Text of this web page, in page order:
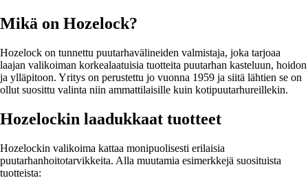
Mikä on Hozelock?
Hozelock on tunnettu puutarhavälineiden valmistaja, joka tarjoaa
laajan valikoiman korkealaatuisia tuotteita puutarhan kasteluun, hoidon
ja ylläpitoon. Yritys on perustettu jo vuonna 1959 ja siitä lähtien se on
ollut suosittu valinta niin ammattilaisille kuin kotipuutarhureillekin.
Hozelockin laadukkaat tuotteet
Hozelockin valikoima kattaa monipuolisesti erilaisia
puutarhanhoitotarvikkeita. Alla muutamia esimerkkejä suosituista
tuotteista: